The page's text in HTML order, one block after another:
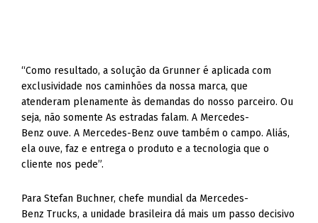
“Como resultado, a solução da Grunner é aplicada com
exclusividade nos caminhões da nossa marca, que
atenderam plenamente às demandas do nosso parceiro. Ou
seja, não somente As estradas falam. A Mercedes-
Benz ouve. A Mercedes-Benz ouve também o campo. Aliás,
ela ouve, faz e entrega o produto e a tecnologia que o
cliente nos pede”.
Para Stefan Buchner, chefe mundial da Mercedes-
Benz Trucks, a unidade brasileira dá mais um passo decisivo